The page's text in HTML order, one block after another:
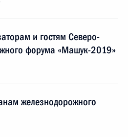
и гостям Северо-
форума «Машук-2019»
железнодорожного